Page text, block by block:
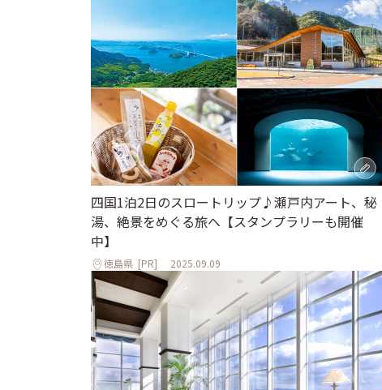
四国1泊2日のスロートリップ♪瀬戸内アート、秘
湯、絶景をめぐる旅へ【スタンプラリーも開催
中】
徳島県 [PR] 2025.09.09